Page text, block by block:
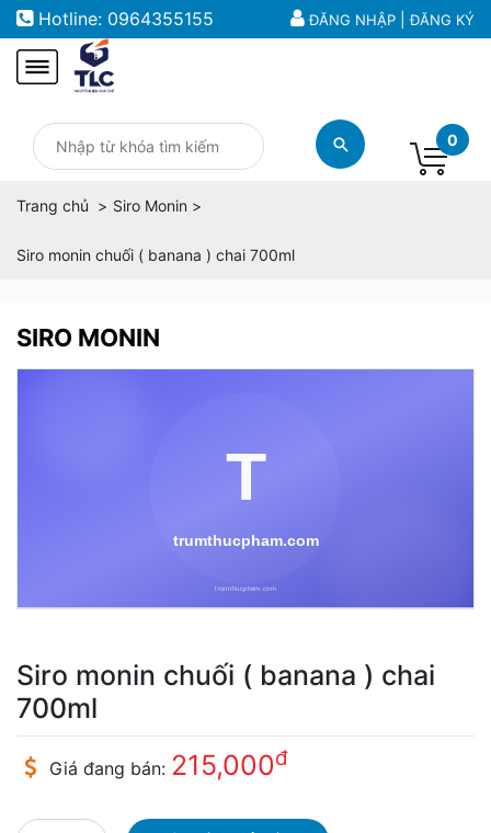
ĐĂNG NHẬP |ĐĂNG KÝ
Hotline: 0964355155
0
Trang chủ Siro Monin
Siro monin chuối ( banana ) chai 700ml
SIRO MONIN
Siro monin chuối ( banana ) chai
700ml
Giá đang bán: 215,000đ